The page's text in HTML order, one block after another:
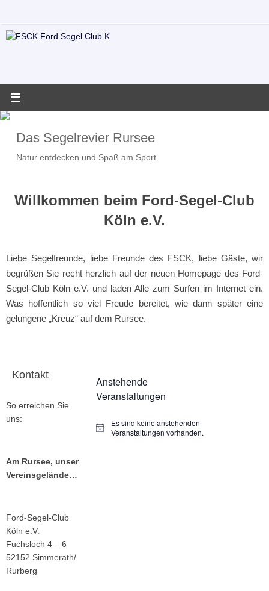
springen
Das Segelrevier Rursee
Natur entdecken und Spaß am Sport
Willkommen beim Ford-Segel-Club
Köln e.V.
Liebe Segelfreunde, liebe Freunde des FSCK, liebe Gäste, wir
begrüßen Sie recht herzlich auf der neuen Homepage des Ford-
Segel-Club Köln e.V. und laden Alle zum Surfen im Internet ein.
Was hoffentlich so viel Freude bereitet, wie dann später eine
gelungene „Kreuz“ auf dem Rursee.
Kontakt
So erreichen Sie
uns:
Am Rursee, unser
Vereinsgelände…
Ford-Segel-Club
Köln e.V.
Fuchsloch 4 – 6
52152 Simmerath/
Rurberg
Anstehende
Veranstaltungen
Es sind keine anstehenden
Veranstaltungen vorhanden.